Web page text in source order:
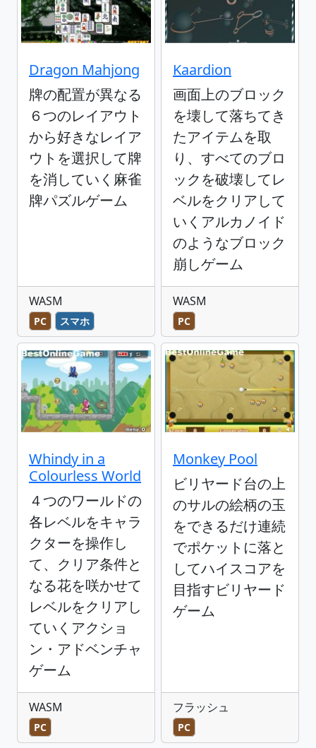
Dragon Mahjong
牌の配置が異なる
６つのレイアウト
から好きなレイア
ウトを選択して牌
を消していく麻雀
牌パズルゲーム
WASM
PC スマホ
Kaardion
画面上のブロック
を壊して落ちてき
たアイテムを取
り、すべてのブロ
ックを破壊してレ
ベルをクリアして
いくアルカノイド
のようなブロック
崩しゲーム
WASM
PC
Whindy in a
Colourless World
４つのワールドの
各レベルをキャラ
クターを操作し
て、クリア条件と
なる花を咲かせて
レベルをクリアし
ていくアクショ
ン・アドベンチャ
ゲーム
WASM
PC
Monkey Pool
ビリヤード台の上
のサルの絵柄の玉
をできるだけ連続
でポケットに落と
してハイスコアを
目指すビリヤード
ゲーム
フラッシュ
PC